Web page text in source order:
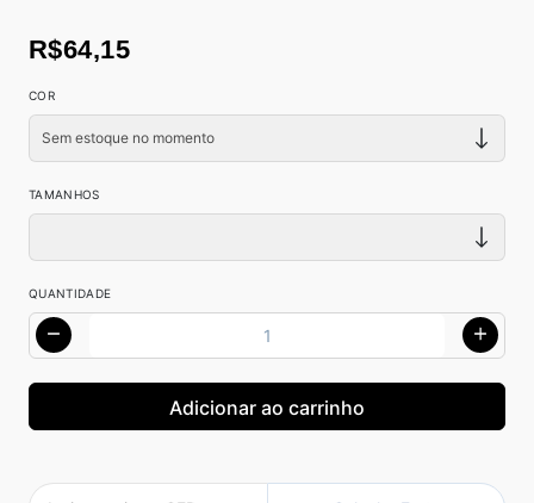
R$64,15
COR
TAMANHOS
QUANTIDADE